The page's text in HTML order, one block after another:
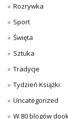
Rozrywka
Sport
Święta
Sztuka
Tradycje
Tydzień Książki
Uncategorized
W 80 blogów